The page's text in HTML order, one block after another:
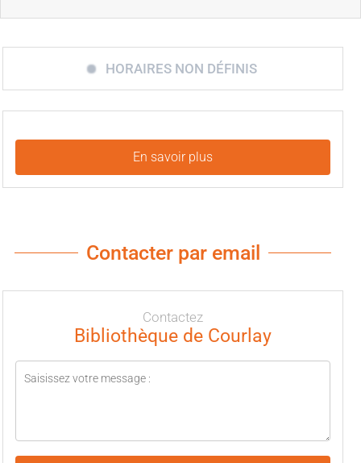
HORAIRES NON DÉFINIS
En savoir plus
Contacter par email
Contactez
Bibliothèque de Courlay